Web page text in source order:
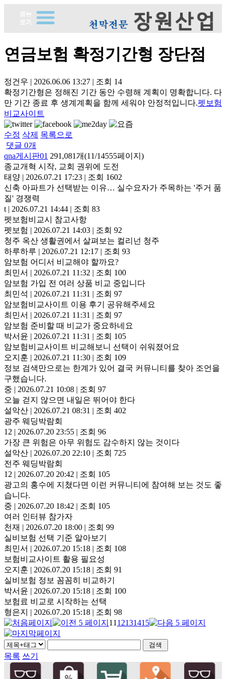
연금보험 확정기간형 장단점
정건우 | 2026.06.06 13:27 | 조회 14
확정기간형은 정해진 기간 동안 수령해 계획이 명확합니다. 다
만 기간 종료 후 생계계획을 함께 세워야 안정적입니다.펫보험
비교사이트
수정 삭제 목록으로
댓글 0개
qna게시판01 291,081개(11/14555페이지)
종교개혁 시작, 교회 권위에 도전
태양 | 2026.07.21 17:23 | 조회 1602
신축 아파트가 선택받는 이유… 실수요자가 주목하는 '주거 품
질' 경쟁력
t | 2026.07.21 14:44 | 조회 83
펫보험비교시 참고사항
펫보험 | 2026.07.21 14:03 | 조회 92
청주 옥산 생활권에서 살펴보는 컬리넌 청주
하루하루 | 2026.07.21 12:17 | 조회 93
암보험 어디서 비교해야 할까요?
최민서 | 2026.07.21 11:32 | 조회 100
암보험 가입 전 여러 상품 비교 중입니다
최민석 | 2026.07.21 11:31 | 조회 97
암보험비교사이트 이용 후기 공유해주세요
최민서 | 2026.07.21 11:31 | 조회 97
암보험 준비할 때 비교가 중요하네요
박서윤 | 2026.07.21 11:31 | 조회 105
암보험비교사이트 비교해보니 선택이 쉬워졌어요
오지훈 | 2026.07.21 11:30 | 조회 109
정보 검색만으로는 한계가 있어 결국 커뮤니티를 찾아 조언을
구했습니다.
중 | 2026.07.21 10:08 | 조회 97
오늘 걷지 않으면 내일은 뛰어야 한다
설악산 | 2026.07.21 08:31 | 조회 402
광주 웨딩박람회
12 | 2026.07.20 23:55 | 조회 96
가장 큰 위험은 아무 위험도 감수하지 않는 것이다
설악산 | 2026.07.20 22:10 | 조회 725
전주 웨딩박람회
12 | 2026.07.20 20:42 | 조회 105
광고의 홍수에 지쳤다면 이런 커뮤니티에 참여해 보는 것도 좋
습니다.
중 | 2026.07.20 18:42 | 조회 105
여러 인터뷰 참가자
천재 | 2026.07.20 18:00 | 조회 99
실비보험 선택 기준 알아보기
최민서 | 2026.07.20 15:18 | 조회 108
보험비교사이트 활용 필요성
오지훈 | 2026.07.20 15:18 | 조회 91
실비보험 정보 꼼꼼히 비교하기
박서윤 | 2026.07.20 15:18 | 조회 100
보험료 비교로 시작하는 선택
형은지 | 2026.07.20 15:18 | 조회 98
11 12131415
목록 쓰기